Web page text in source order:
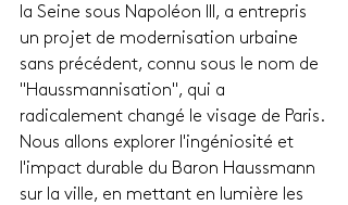
la Seine sous Napoléon III, a entrepris
un projet de modernisation urbaine
sans précédent, connu sous le nom de
"Haussmannisation", qui a
radicalement changé le visage de Paris.
Nous allons explorer l'ingéniosité et
l'impact durable du Baron Haussmann
sur la ville, en mettant en lumière les